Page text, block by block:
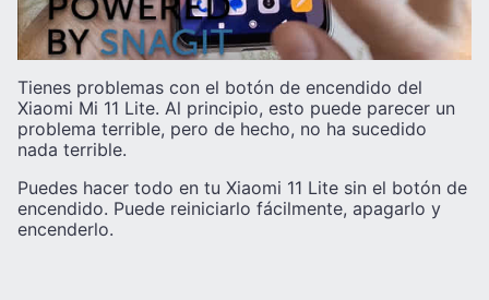
Tienes problemas con el botón de encendido del
Xiaomi Mi 11 Lite. Al principio, esto puede parecer un
problema terrible, pero de hecho, no ha sucedido
nada terrible.
Puedes hacer todo en tu Xiaomi 11 Lite sin el botón de
encendido. Puede reiniciarlo fácilmente, apagarlo y
encenderlo.